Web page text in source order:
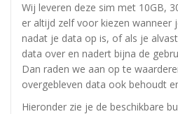
Wij leveren deze sim met 10GB,
er altijd zelf voor kiezen wanneer
nadat je data op is, of als je
data over en nadert bijna de
Dan raden we aan op te
overgebleven data ook behoudt
Hieronder zie je de beschikbare